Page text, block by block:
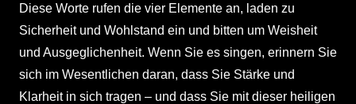
Diese Worte rufen die vier Elemente an, laden zu
Sicherheit und Wohlstand ein und bitten um Weisheit
und Ausgeglichenheit. Wenn Sie es singen, erinnern Sie
sich im Wesentlichen daran, dass Sie Stärke und
Klarheit in sich tragen – und dass Sie mit dieser heiligen